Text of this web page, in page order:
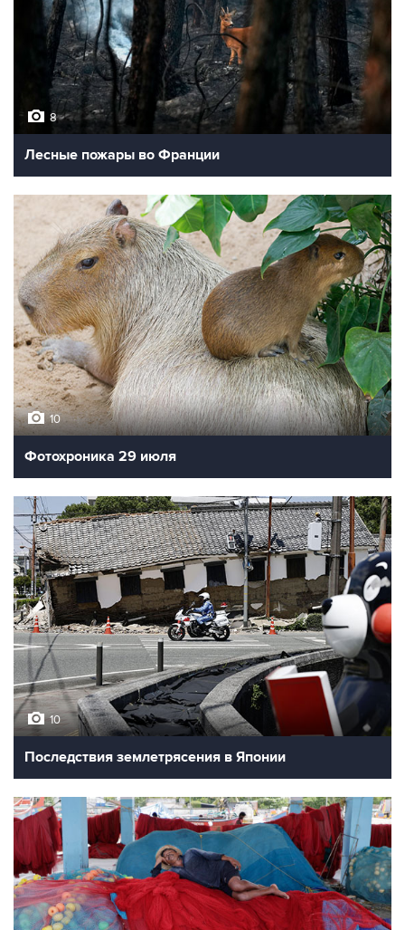
8
Лесные пожары во Франции
10
Фотохроника 29 июля
10
Последствия землетрясения в Японии